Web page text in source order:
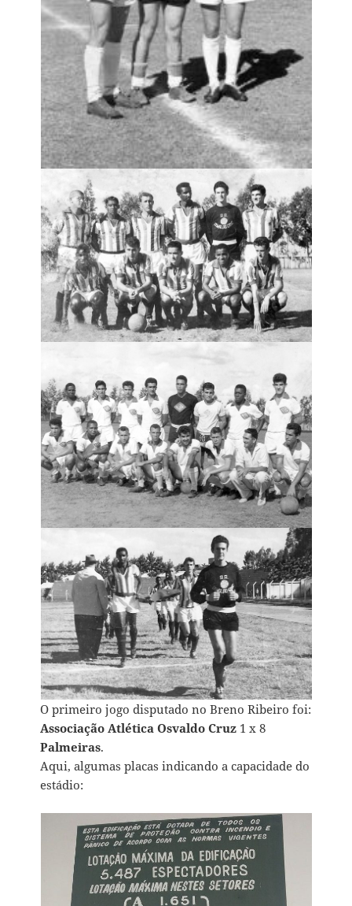
O primeiro jogo disputado no Breno Ribeiro foi:
Associação Atlética Osvaldo Cruz 1 x 8
Palmeiras.
Aqui, algumas placas indicando a capacidade do
estádio: